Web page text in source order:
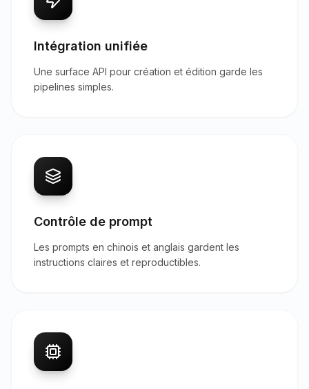
Intégration unifiée
Une surface API pour création et édition garde les
pipelines simples.
Contrôle de prompt
Les prompts en chinois et anglais gardent les
instructions claires et reproductibles.